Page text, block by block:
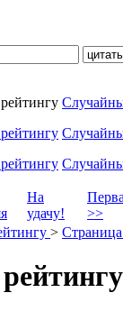
На
удачу!
>>
>